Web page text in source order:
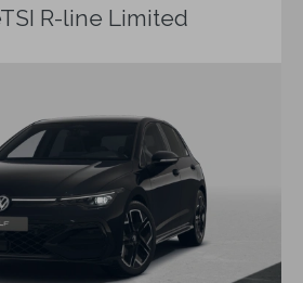
R-line Limited